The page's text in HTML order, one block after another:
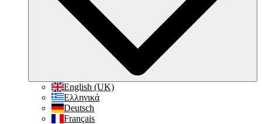
English (UK)
Ελληνικά
Deutsch
Français